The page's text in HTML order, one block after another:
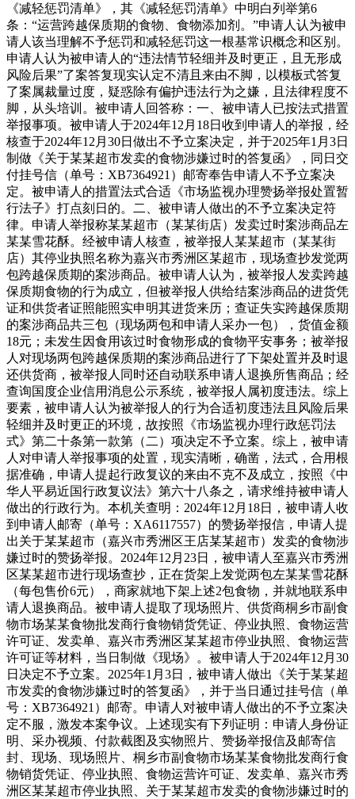
《减轻惩罚清单》，其《减轻惩罚清单》中明白列举第6
条：“运营跨越保质期的食物、食物添加剂。”申请人认为被申
请人该当理解不予惩罚和减轻惩罚这一根基常识概念和区别。
申请人认为被申请人的“违法情节轻细并及时更正，且无形成
风险后果”了案答复现实认定不清且来由不脚，以模板式答复
了案属裁量过度，疑惑除有偏护违法行为之嫌，且法律程度不
脚，从头培训。被申请人回答称：一、被申请人已按法式措置
举报事项。被申请人于2024年12月18日收到申请人的举报，经
核查于2024年12月30日做出不予立案决定，并于2025年1月3日
制做《关于某某超市发卖的食物涉嫌过时的答复函》，同日交
付挂号信（单号：XB7364921）邮寄奉告申请人不予立案决
定。被申请人的措置法式合适《市场监视办理赞扬举报处置暂
行法子》打点刻日的。二、被申请人做出的不予立案决定符
律。申请人举报称某某超市（某某街店）发卖过时案涉商品左
某某雪花酥。经被申请人核查，被举报人某某超市（某某街
店）其停业执照名称为嘉兴市秀洲区某超市，现场查抄发觉两
包跨越保质期的案涉商品。被申请人认为，被举报人发卖跨越
保质期食物的行为成立，但被举报人供给结案涉商品的进货凭
证和供货者证照能照实申明其进货来历；查证失实跨越保质期
的案涉商品共三包（现场两包和申请人采办一包），货值金额
18元；未发生因食用该过时食物形成的食物平安事务；被举报
人对现场两包跨越保质期的案涉商品进行了下架处置并及时退
还供货商，被举报人同时还自动联系申请人退换所售商品；经
查询国度企业信用消息公示系统，被举报人属初度违法。综上
要素，被申请人认为被举报人的行为合适初度违法且风险后果
轻细并及时更正的环境，故按照《市场监视办理行政惩罚法
式》第二十条第一款第（二）项决定不予立案。综上，被申请
人对申请人举报事项的处置，现实清晰，确凿，法式，合用根
据准确，申请人提起行政复议的来由不克不及成立，按照《中
华人平易近国行政复议法》第六十八条之，请求维持被申请人
做出的行政行为。本机关查明：2024年12月18日，被申请人收
到申请人邮寄（单号：XA6117557）的赞扬举报信，申请人提
出关于某某超市（嘉兴市秀洲区王店某某超市）发卖的食物涉
嫌过时的赞扬举报。2024年12月23日，被申请人至嘉兴市秀洲
区某某超市进行现场查抄，正在货架上发觉两包左某某雪花酥
（每包售价6元），商家就地下架上述2包食物，并就地联系申
请人退换商品。被申请人提取了现场照片、供货商桐乡市副食
物市场某某食物批发商行食物销货凭证、停业执照、食物运营
许可证、发卖单、嘉兴市秀洲区某某超市停业执照、食物运营
许可证等材料，当日制做《现场》。被申请人于2024年12月30
日决定不予立案。2025年1月3日，被申请人做出《关于某某超
市发卖的食物涉嫌过时的答复函》，并于当日通过挂号信（单
号：XB7364921）邮寄。申请人对被申请人做出的不予立案决
定不服，激发本案争议。上述现实有下列证明：申请人身份证
明、采办视频、付款截图及实物照片、赞扬举报信及邮寄信
封、现场、现场照片、桐乡市副食物市场某某食物批发商行食
物销货凭证、停业执照、食物运营许可证、发卖单、嘉兴市秀
洲区某某超市停业执照、关于某某超市发卖的食物涉嫌过时的